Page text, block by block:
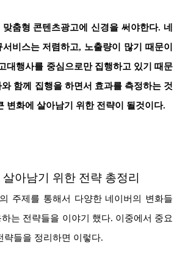
춤형 콘텐츠광고에 신경을 써야한다. 네
비스는 저렴하고, 노출량이 많기 때문이
대행사를 중심으로만 집행하고 있기 때문
함께 집행을 하면서 효과를 측정하는 것
변화에 살아남기 위한 전략이 될것이다.
아남기 위한 전략 총정리
주제를 통해서 다양한 네이버의 변화들
는 전략들을 이야기 했다. 이중에서 중요
략들을 정리하면 이렇다.